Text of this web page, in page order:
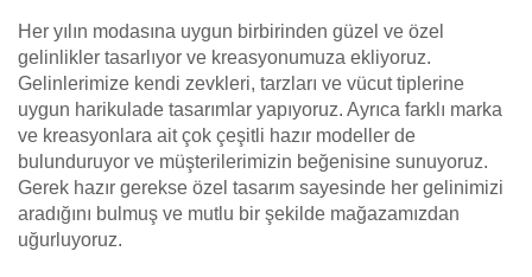
Her yılın modasına uygun birbirinden güzel ve özel
gelinlikler tasarlıyor ve kreasyonumuza ekliyoruz.
Gelinlerimize kendi zevkleri, tarzları ve vücut tiplerine
uygun harikulade tasarımlar yapıyoruz. Ayrıca farklı marka
ve kreasyonlara ait çok çeşitli hazır modeller de
bulunduruyor ve müşterilerimizin beğenisine sunuyoruz.
Gerek hazır gerekse özel tasarım sayesinde her gelinimizi
aradığını bulmuş ve mutlu bir şekilde mağazamızdan
uğurluyoruz.